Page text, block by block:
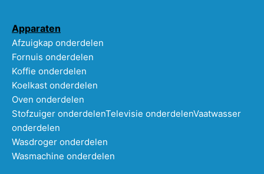
Apparaten
Afzuigkap onderdelen
Fornuis onderdelen
Koffie onderdelen
Koelkast onderdelen
Oven onderdelen
Stofzuiger onderdelenTelevisie onderdelenVaatwasser
onderdelen
Wasdroger onderdelen
Wasmachine onderdelen